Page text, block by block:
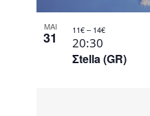
MAI
31
Σtella (GR)
20:30
11€ – 14€